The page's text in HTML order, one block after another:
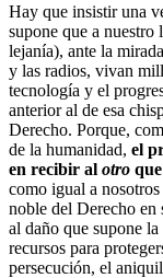
Hay que insistir una
supone que a
lejanía), ante la
y las radios, vivan
tecnología y el
anterior al de esa
Derecho. Porque,
de la humanidad, el
en recibir al otro
como igual a
noble del Derecho en
al daño que supone
recursos para
persecución, el